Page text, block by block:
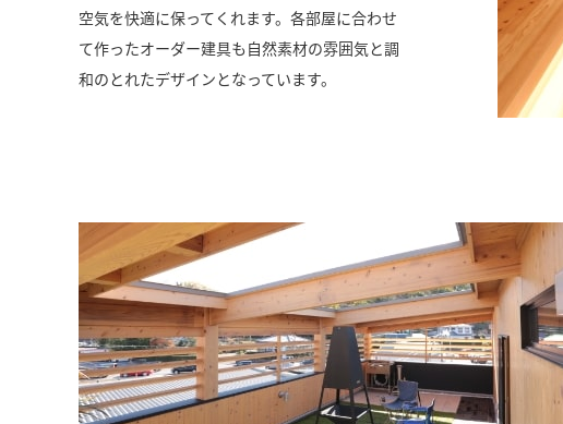
空気を快適に保ってくれます。各部屋に合わせ
て作ったオーダー建具も自然素材の雰囲気と調
和のとれたデザインとなっています。